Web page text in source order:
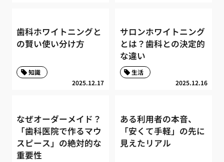
歯科ホワイトニングと
の賢い使い分け方
2025.12.17
知識
サロンホワイトニング
とは？歯科との決定的
な違い
2025.12.16
生活
なぜオーダーメイド？
「歯科医院で作るマウ
スピース」の絶対的な
重要性
ある利用者の本音、
「安くて手軽」の先に
見えたリアル